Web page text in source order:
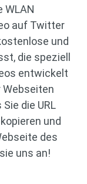
WLAN
auf Twitter
und
die speziell
entwickelt
Webseiten
die URL
und
des
uns an!